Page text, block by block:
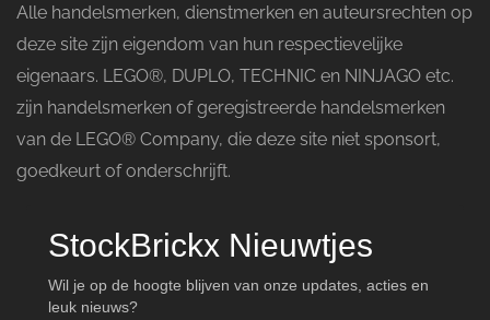
Alle handelsmerken, dienstmerken en auteursrechten op
deze site zijn eigendom van hun respectievelijke
eigenaars. LEGO®, DUPLO, TECHNIC en NINJAGO etc.
zijn handelsmerken of geregistreerde handelsmerken
van de LEGO® Company, die deze site niet sponsort,
goedkeurt of onderschrijft.
StockBrickx Nieuwtjes
Wil je op de hoogte blijven van onze updates, acties en
leuk nieuws?